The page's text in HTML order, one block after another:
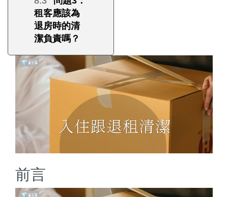
租客應該為
退房時的清
潔負責嗎？
前言